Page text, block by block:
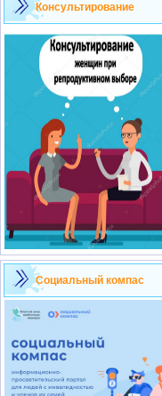
Консультирование
Социальный компас